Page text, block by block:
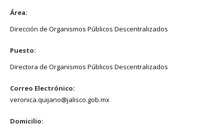
Área:
Dirección de Organismos Públicos Descentralizados
Puesto:
Directora de Organismos Públicos Descentralizados
Correo Electrónico:
veronica.quijano@jalisco.gob.mx
Domicilio: